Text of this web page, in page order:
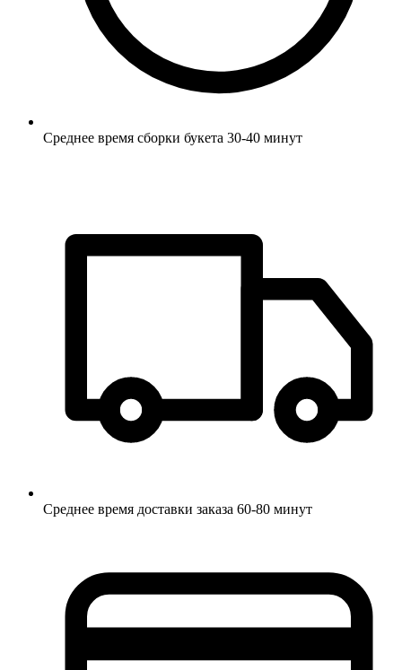
Среднее время сборки букета 30-40 минут
Среднее время доставки заказа 60-80 минут